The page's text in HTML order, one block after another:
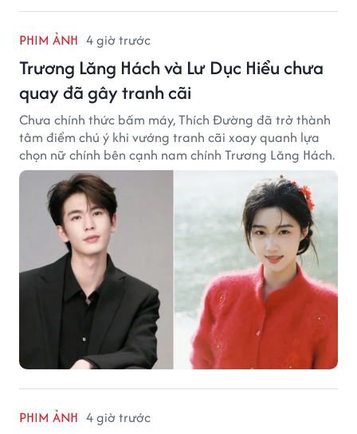
PHIM ẢNH 4 giờ trước
Trương Lăng Hách và Lư Dục Hiểu chưa
quay đã gây tranh cãi
Chưa chính thức bấm máy, Thích Đường đã trở thành
tâm điểm chú ý khi vướng tranh cãi xoay quanh lựa
chọn nữ chính bên cạnh nam chính Trương Lăng Hách.
PHIM ẢNH 4 giờ trước